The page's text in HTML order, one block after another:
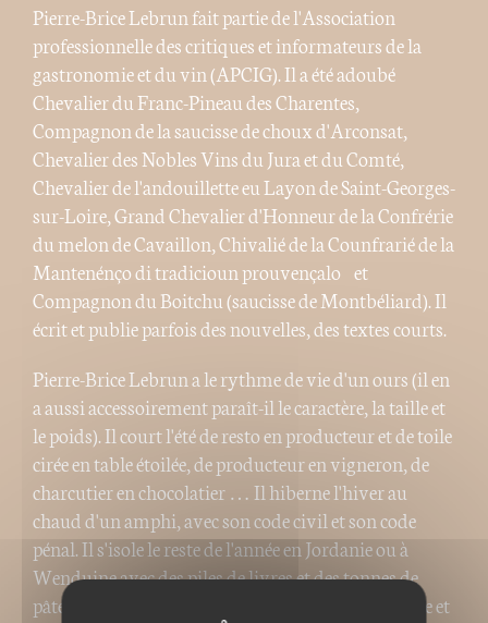
Pierre-Brice Lebrun fait partie de l'Association
professionnelle des critiques et informateurs de la
gastronomie et du vin (APCIG). Il a été adoubé
Chevalier du Franc-Pineau des Charentes,
Compagnon de la saucisse de choux d'Arconsat,
Chevalier des Nobles Vins du Jura et du Comté,
Chevalier de l'andouillette eu Layon de Saint-Georges-
sur-Loire, Grand Chevalier d'Honneur de la Confrérie
du melon de Cavaillon, Chivalié de la Counfrarié de la
Mantenénço di tradicioun prouvençalo et
Compagnon du Boitchu (saucisse de Montbéliard). Il
écrit et publie parfois des nouvelles, des textes courts.
Pierre-Brice Lebrun a le rythme de vie d'un ours (il en
a aussi accessoirement paraît-il le caractère, la taille et
le poids). Il court l'été de resto en producteur et de toile
cirée en table étoilée, de producteur en vigneron, de
charcutier en chocolatier … Il hiberne l'hiver au
chaud d'un amphi, avec son code civil et son code
pénal. Il s'isole le reste de l'année en Jordanie ou à
Wenduine avec des piles de livres et des tonnes de
pâtes qu'il prépare au beurre, au jambon, en famille et